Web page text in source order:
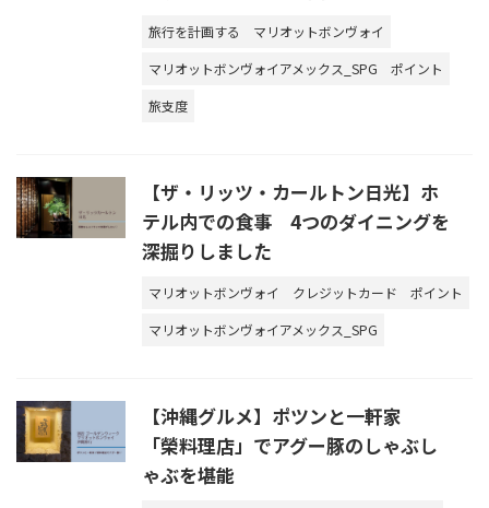
旅行を計画する
マリオットボンヴォイ
マリオットボンヴォイアメックス_SPG
ポイント
旅支度
【ザ・リッツ・カールトン日光】ホ
テル内での食事 4つのダイニングを
深掘りしました
マリオットボンヴォイ クレジットカード
ポイント
マリオットボンヴォイアメックス_SPG
【沖縄グルメ】ポツンと一軒家
「榮料理店」でアグー豚のしゃぶし
ゃぶを堪能